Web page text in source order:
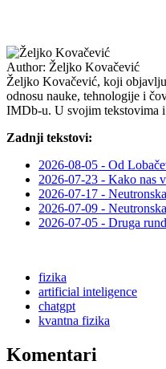
Author: Željko Kovačević
Željko Kovačević, koji
odnosu nauke, tehnologije i
IMDb-u. U svojim tekstovima i
Zadnji tekstovi:
2026-08-05 - Od
2026-07-23 - Kako nas
2026-07-17 -
2026-07-09 -
2026-07-05 - Druga
fizika
artificial inteligence
chatgpt
kvantna fizika
Komentari